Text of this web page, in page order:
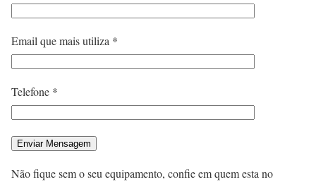
Email que mais utiliza *
Telefone *
Não fique sem o seu equipamento, confie em quem esta no